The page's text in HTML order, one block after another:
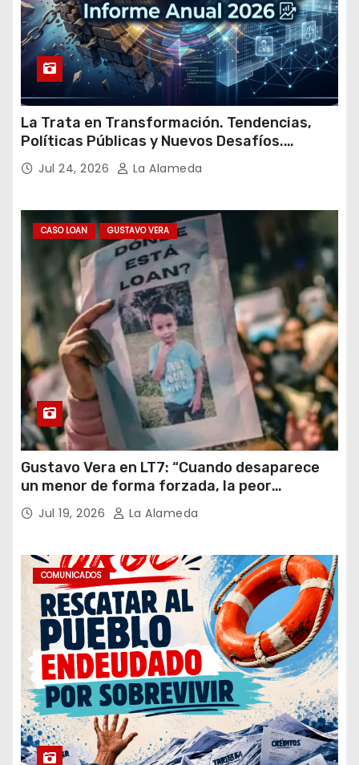
La Trata en Transformación. Tendencias,
Políticas Públicas y Nuevos Desafíos.
Argentina y el Mundo – Julio 2026
Jul 24, 2026 La Alameda
CASO LOAN GUSTAVO VERA
Gustavo Vera en LT7: “Cuando desaparece
un menor de forma forzada, la peor
hipótesis es trata, y así debe seguir
caratulado el caso Loan”
Jul 19, 2026 La Alameda
COMUNICADOS